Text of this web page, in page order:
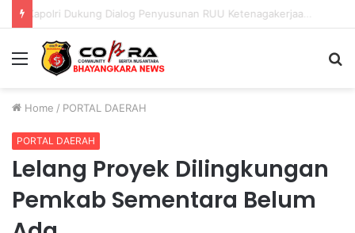
Menu
Home / PORTAL DAERAH
PORTAL DAERAH
Lelang Proyek Dilingkungan
Pemkab Sementara Belum